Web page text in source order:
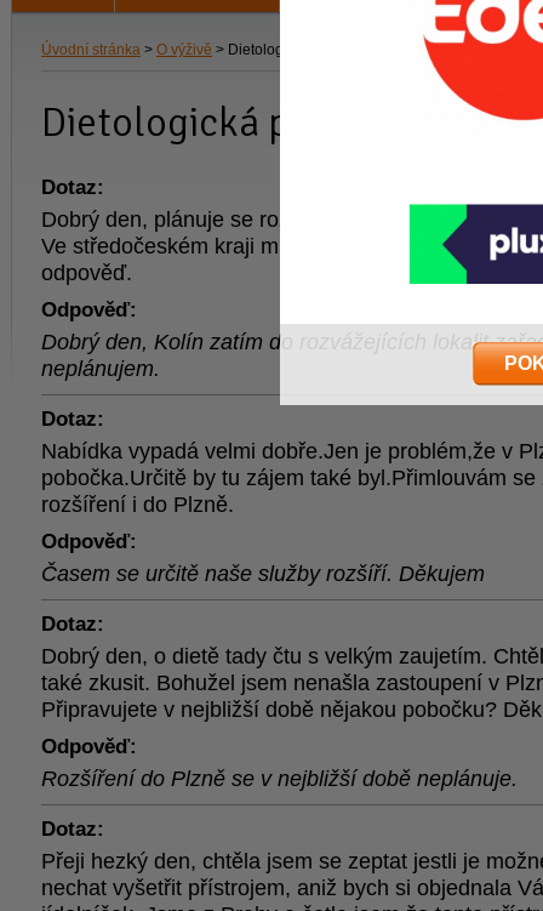
Úvodní stránka > O výživě > Dietologická poradna
Dietologická poradna
Dotaz:
Dobrý den, plánuje se rozšíření vaší pobočky pro
Ve středočeském kraji mimo Prahu nejste
odpověď.
Odpověď:
Dobrý den, Kolín zatím do rozvážejících lokalit
neplánujem.
Dotaz:
Nabídka vypadá velmi dobře.Jen je problém,že v
pobočka.Určitě by tu zájem také byl.Přimlouvám se
rozšíření i do Plzně.
Odpověď:
Časem se určitě naše služby rozšíří. Děkujem
Dotaz:
Dobrý den, o dietě tady čtu s velkým zaujetím.
také zkusit. Bohužel jsem nenašla zastoupení v
Připravujete v nejbližší době nějakou pobočku?
Odpověď:
Rozšíření do Plzně se v nejbližší době neplánuje.
Dotaz:
Přeji hezký den, chtěla jsem se zeptat jestli je
nechat vyšetřit přístrojem, aniž bych si objednala